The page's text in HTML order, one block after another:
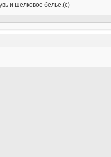
и шелковое белье.(с)